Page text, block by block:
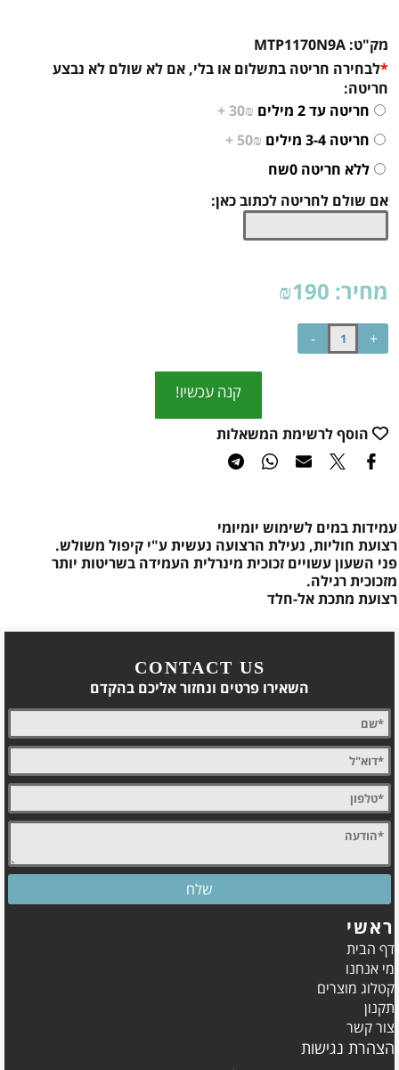
מק"ט: MTP1170N9A
*לבחירה חריטה בתשלום או בלי, אם לא שולם לא נבצע
חריטה:
חריטה עד 2 מילים
30₪ +
חריטה 3-4 מילים
50₪ +
ללא חריטה 0שח
אם שולם לחריטה לכתוב כאן:
מחיר: ₪190
קנה עכשיו!
הוסף לרשימת המשאלות
עמידות במים לשימוש יומיומי
רצועת חוליות, נעילת הרצועה נעשית ע"י קיפול משולש.
פני השעון עשויים זכוכית מינרלית העמידה בשריטות יותר
מזכוכית רגילה.
רצועת מתכת אל-חלד
CONTACT US
השאירו פרטים ונחזור אליכם בהקדם
ראשי
דף הבית
מי אנחנו
קטלוג מוצרים
תקנון
צור קשר
הצהרת נגישות